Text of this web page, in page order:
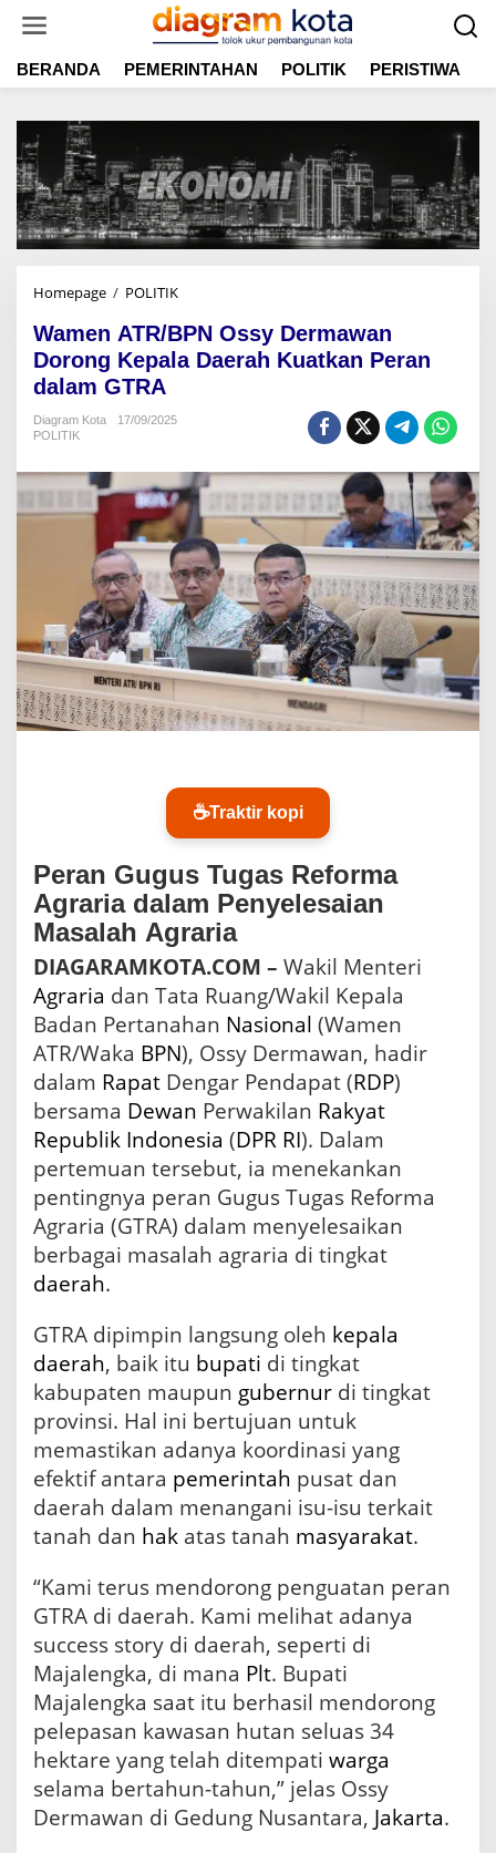
t
BERANDA PEMERINTAHAN POLITIK PERISTIWA
Homepage / POLITIK
m
e
B
P
N
O
s
s
y
D
e
r
m
a
w
r
n
g
K
e
p
a
l
a
D
a
e
r
a
K
u
k
e
r
a
d
a
a
m
G
A
Wamen ATR/BPN Ossy Dermawan
Dorong Kepala Daerah Kuatkan Peran
dalam GTRA
Diagram Kota
17/09/2025
POLITIK
☕
Peran Gugus Tugas Reforma
Agraria dalam Penyelesaian
Masalah Agraria
DIAGARAMKOTA.COM –
Agraria dan Tata Ruang/Wakil Kepala
Badan Pertanahan Nasional (Wamen
ATR/Waka BPN), Ossy Dermawan, hadir
dalam Rapat Dengar Pendapat (RDP)
bersama Dewan Perwakilan Rakyat
Republik Indonesia (DPR RI). Dalam
pertemuan tersebut, ia menekankan
pentingnya peran Gugus Tugas Reforma
Agraria (GTRA) dalam menyelesaikan
daerah.
GTRA dipimpin langsung oleh kepala
daerah, baik itu bupati di tingkat
kabupaten maupun gubernur di tingkat
provinsi. Hal ini bertujuan untuk
memastikan adanya koordinasi yang
efektif antara pemerintah pusat dan
daerah dalam menangani isu-isu terkait
tanah dan hak atas tanah masyarakat.
“Kami terus mendorong penguatan peran
GTRA di daerah. Kami melihat adanya
success story di daerah, seperti di
Majalengka, di mana Plt. Bupati
Majalengka saat itu berhasil mendorong
pelepasan kawasan hutan seluas 34
hektare yang telah ditempati warga
selama bertahun-tahun,” jelas Ossy
Dermawan di Gedung Nusantara, Jakarta.